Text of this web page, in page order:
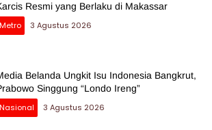
Resmi yang Berlaku di Makassar
Metro
3 Agustus 2026
Belanda Ungkit Isu Indonesia Bangkrut,
Singgung “Londo Ireng”
Nasional
3 Agustus 2026